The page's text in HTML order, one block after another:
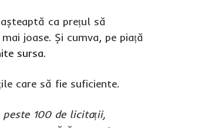
ca prețul să
joase. Și cumva, pe piață
sursa.
care să fie suficiente.
100 de licitații,